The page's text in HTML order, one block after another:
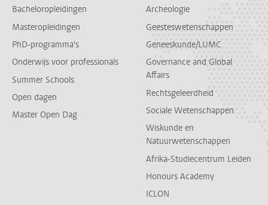
Bacheloropleidingen
Masteropleidingen
PhD-programma's
Onderwijs voor professionals
Summer Schools
Open dagen
Master Open Dag
Archeologie
Geesteswetenschappen
Geneeskunde/LUMC
Governance and Global
Affairs
Rechtsgeleerdheid
Sociale Wetenschappen
Wiskunde en
Natuurwetenschappen
Afrika-Studiecentrum Leiden
Honours Academy
ICLON